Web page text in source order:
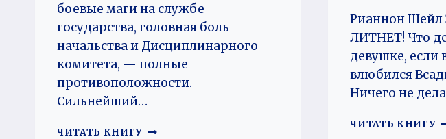
боевые маги на службе
государства, головная боль
начальства и Дисциплинарного
комитета, — полные
противоположности.
Сильнейший…
ЧИТАТЬ КНИГУ ИСТОРИИ
Рианнон
ЛИТНЕТ! Что
девушке, если
влюбился
Ничего не
ЧИТАТЬ КНИГУ